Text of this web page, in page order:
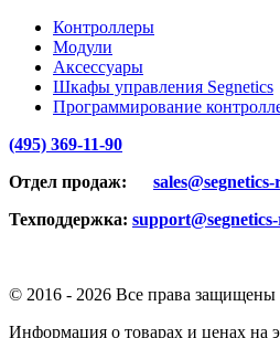
Контроллеры
Модули
Аксессуары
Шкафы управления Segnetics
Программирование
(495) 369-11-90
Отдел продаж:
Техподдержка:
© 2016 - 2026 Все права защищены
Информация о товарах и ценах на